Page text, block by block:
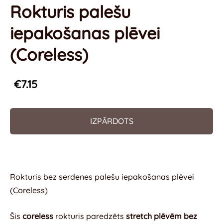
Rokturis palešu
iepakošanas plēvei
(Coreless)
€7.15
IZPĀRDOTS
Rokturis bez serdenes palešu iepakošanas plēvei
(Coreless)
Šis coreless rokturis paredzēts stretch plēvēm bez